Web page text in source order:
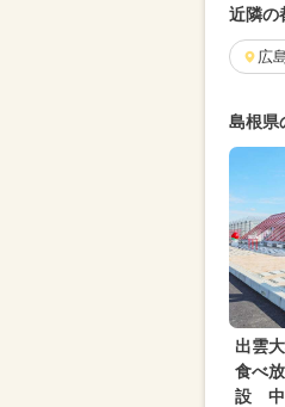
キ
ア
近隣の
広
島根県
出雲
食べ
設 中